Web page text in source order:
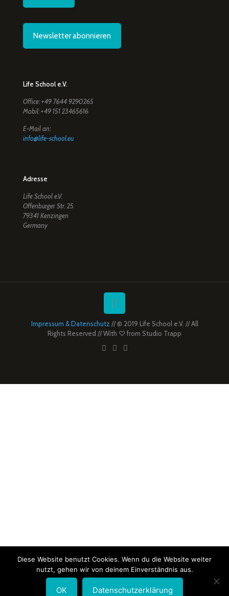
Newsletter abonnieren
Life School e.V.
Office: +49 7644 9290265
Mobil: +49 151 23465616
E-Mail an:
info@life-school.eu
Adresse
Life School e.V.
Offenburger Str. 25
79341 Kenzingen
Germany
Impressum & Datenschutz // © 2019 Life School e.V. // All
Rights Reserved // With ♡ from Studio Trapp
Diese Website benutzt Cookies. Wenn du die Website weiter
nutzt, gehen wir von deinem Einverständnis aus.
OK Datenschutzerklärung